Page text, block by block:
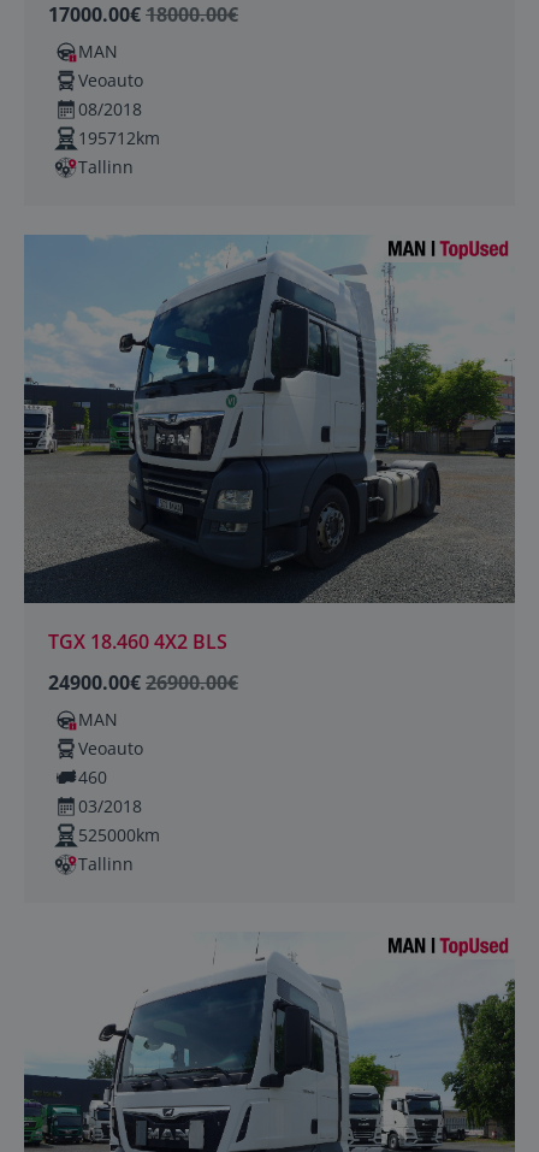
17000.00€18000.00€
MAN
Veoauto
08/2018
195712km
Tallinn
TGX 18.460 4X2 BLS
24900.00€26900.00€
MAN
Veoauto
460
03/2018
525000km
Tallinn